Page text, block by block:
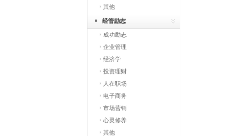
其他
经管励志
成功励志
企业管理
经济学
投资理财
人在职场
电子商务
市场营销
心灵修养
其他